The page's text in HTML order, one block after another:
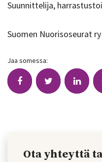
Suunnittelija,
Suomen Nuorisoseurat ry
Jaa somessa:
Ota yhteyttä